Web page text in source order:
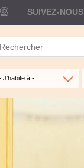
SUIVEZ-NOUS
webcam